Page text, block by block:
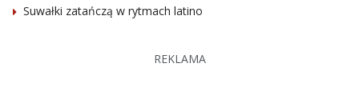
Suwałki zatańczą w rytmach latino
REKLAMA